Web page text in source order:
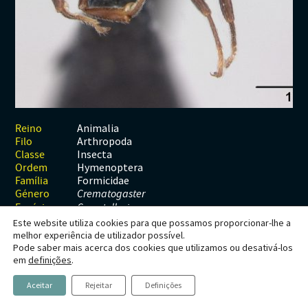
Reino
Animalia
Filo
Arthropoda
Classe
Insecta
Ordem
Hymenoptera
Família
Formicidae
Género
Crematogaster
Espécie C. scutellaris
Crematogaster scutellaris
Este website utiliza cookies para que possamos proporcionar-lhe a
melhor experiência de utilizador possível.
Pode saber mais acerca dos cookies que utilizamos ou desativá-los
em definições.
Aceitar Rejeitar Definições
Contactos
Artrópodes
Aracnídeos
Crustáceos
Diplópodes
Cnidários
Cordados
Tunicados
Angiospérmicas
Briófitas
Gimnospérmicas
Fungos
Ascomicetes
Basidiomicetes
Anelídeos
Artrópodes
Braquiópodes
Peixes
Répteis
Plantas
Gimnospérmicas
Pteridófitas
Chromista
Glossário
Revista Naturae digital
Financiamento